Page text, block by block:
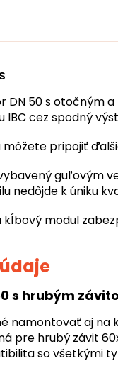
DN 50 s otočným
IBC cez spodný
pripojiť
guľovým
nedôjde k úniku
modul
s hrubým
namontovať aj na
pre hrubý závit
so všetkými